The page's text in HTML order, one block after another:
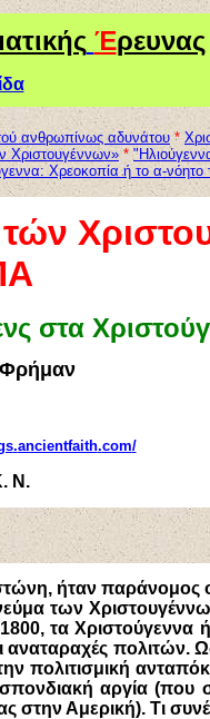
Έρευνας
ανθρωπίνως αδυνάτου *
Χριστουγέννων» *
Xρεοκοπία ή το α-νόητο
στα
.ancientfaith.com/
Ν.
ήταν
των
1800, τα
αναταραχές πολιτών.
πολιτισμική
αργία (που
στην Αμερική). Τι